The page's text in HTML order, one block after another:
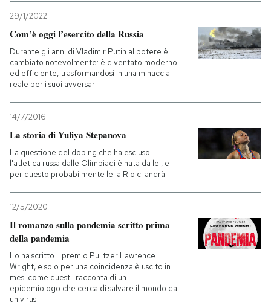
SHOP
CALENDARIO
AREA PERSONALE
Entra
29/1/2022
Com’è oggi l’esercito della Russia
Durante gli anni di Vladimir Putin al potere è
cambiato notevolmente: è diventato moderno
ed efficiente, trasformandosi in una minaccia
reale per i suoi avversari
14/7/2016
La storia di Yuliya Stepanova
La questione del doping che ha escluso
l'atletica russa dalle Olimpiadi è nata da lei, e
per questo probabilmente lei a Rio ci andrà
12/5/2020
Il romanzo sulla pandemia scritto prima
della pandemia
Lo ha scritto il premio Pulitzer Lawrence
Wright, e solo per una coincidenza è uscito in
mesi come questi: racconta di un
epidemiologo che cerca di salvare il mondo da
un virus